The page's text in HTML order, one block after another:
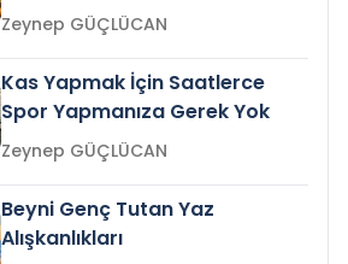
Zeynep GÜÇLÜCAN
Kas Yapmak İçin Saatlerce
Spor Yapmanıza Gerek Yok
Zeynep GÜÇLÜCAN
Beyni Genç Tutan Yaz
Alışkanlıkları